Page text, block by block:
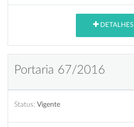
DETALHES
Portaria 67/2016
Status: Vigente